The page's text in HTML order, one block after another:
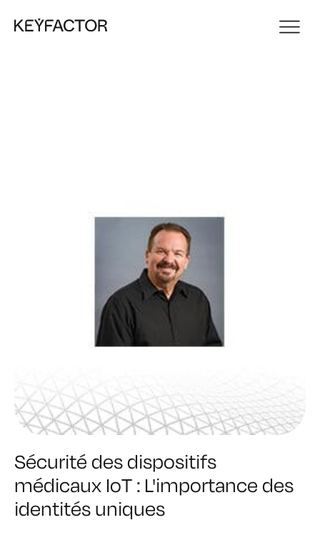
Sécurité des dispositifs
médicaux IoT : L'importance des
identités uniques